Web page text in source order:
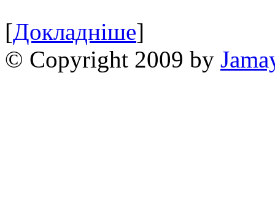
[Докладніше]
© Copyright 2009 by